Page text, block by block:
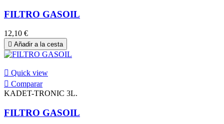
FILTRO GASOIL
12,10 €
 Añadir a la cesta
 Quick view
 Comparar
KADET-TRONIC 3L.
FILTRO GASOIL